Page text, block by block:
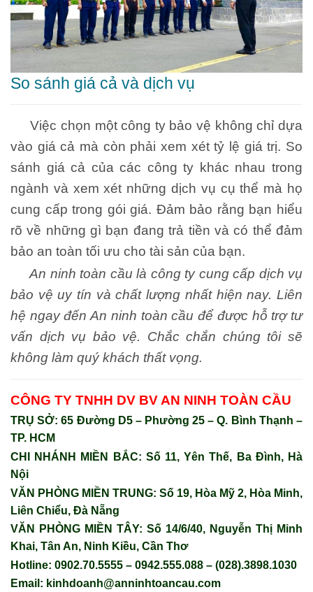
So sánh giá cả và dịch vụ
Việc chọn một công ty bảo vệ không chỉ dựa
vào giá cả mà còn phải xem xét tỷ lệ giá trị. So
sánh giá cả của các công ty khác nhau trong
ngành và xem xét những dịch vụ cụ thể mà họ
cung cấp trong gói giá. Đảm bảo rằng bạn hiểu
rõ về những gì bạn đang trả tiền và có thể đảm
bảo an toàn tối ưu cho tài sản của bạn.
An ninh toàn cầu là công ty cung cấp dịch vụ
bảo vệ uy tín và chất lượng nhất hiện nay. Liên
hệ ngay đến An ninh toàn cầu để được hỗ trợ tư
vấn dịch vụ bảo vệ. Chắc chắn chúng tôi sẽ
không làm quý khách thất vọng.
CÔNG TY TNHH DV BV AN NINH TOÀN CẦU
TRỤ SỞ: 65 Đường D5 – Phường 25 – Q. Bình Thạnh –
TP. HCM
CHI NHÁNH MIỀN BẮC: Số 11, Yên Thế, Ba Đình, Hà
Nội
VĂN PHÒNG MIỀN TRUNG: Số 19, Hòa Mỹ 2, Hòa Minh,
Liên Chiểu, Đà Nẵng
VĂN PHÒNG MIỀN TÂY: Số 14/6/40, Nguyễn Thị Minh
Khai, Tân An, Ninh Kiều, Cần Thơ
Hotline: 0902.70.5555 – 0942.555.088 – (028).3898.1030
Email: kinhdoanh@anninhtoancau.com